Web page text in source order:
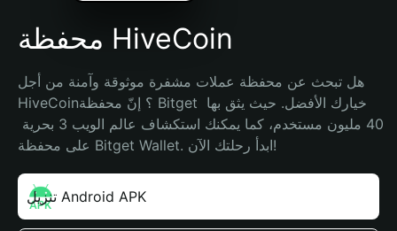
محفظة HiveCoin
هل تبحث عن محفظة عملات مشفرة موثوقة وآمنة من أجل
HiveCoin؟ إنّ محفظة Bitget خيارك الأفضل. حيث يثق بها
على محفظة Bitget Wallet. ابدأ رحلتك الآن!
تنزيل Android APK